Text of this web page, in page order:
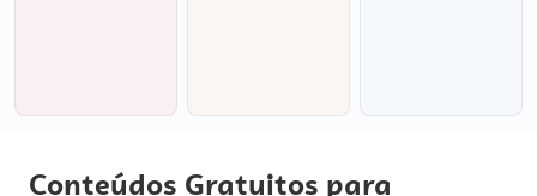
Conteúdos Gratuitos para